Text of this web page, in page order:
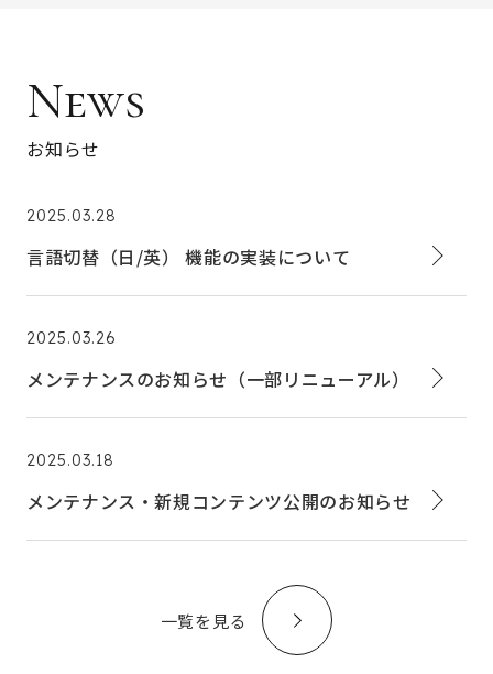
News
お知らせ
2025.03.28
言語切替（日/英） 機能の実装について
2025.03.26
メンテナンスのお知らせ（一部リニューアル）
2025.03.18
メンテナンス・新規コンテンツ公開のお知らせ
一覧を見る